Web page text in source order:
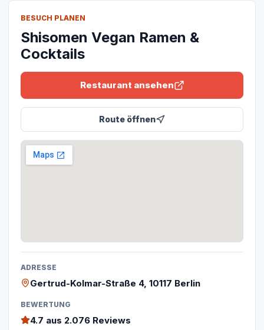
BESUCH PLANEN
Shisomen Vegan Ramen &
Cocktails
Restaurant ansehen
Route öffnen
ADRESSE
Gertrud-Kolmar-Straße 4, 10117 Berlin
BEWERTUNG
4.7 aus 2.076 Reviews